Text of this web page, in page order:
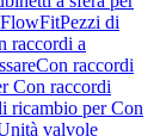
FlowFitPezzi di
raccordi a
Con raccordi
Con raccordi
ricambio per Con
valvole